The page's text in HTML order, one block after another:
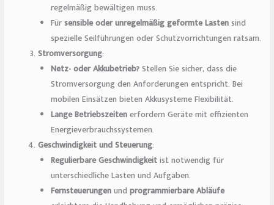
regelmäßig bewältigen muss.
Fürsensible oder unregelmäßig geformte Lastensind
spezielle Seilführungen oder Schutzvorrichtungen ratsam.
Stromversorgung:
Netz- oder Akkubetrieb?Stellen Sie sicher, dass die
Stromversorgung den Anforderungen entspricht. Bei
mobilen Einsätzen bieten Akkusysteme Flexibilität.
Lange Betriebszeitenerfordern Geräte mit effizienten
Energieverbrauchssystemen.
Geschwindigkeit und Steuerung:
Regulierbare Geschwindigkeitist notwendig für
unterschiedliche Lasten und Aufgaben.
Fernsteuerungenund programmierbare Abläufe